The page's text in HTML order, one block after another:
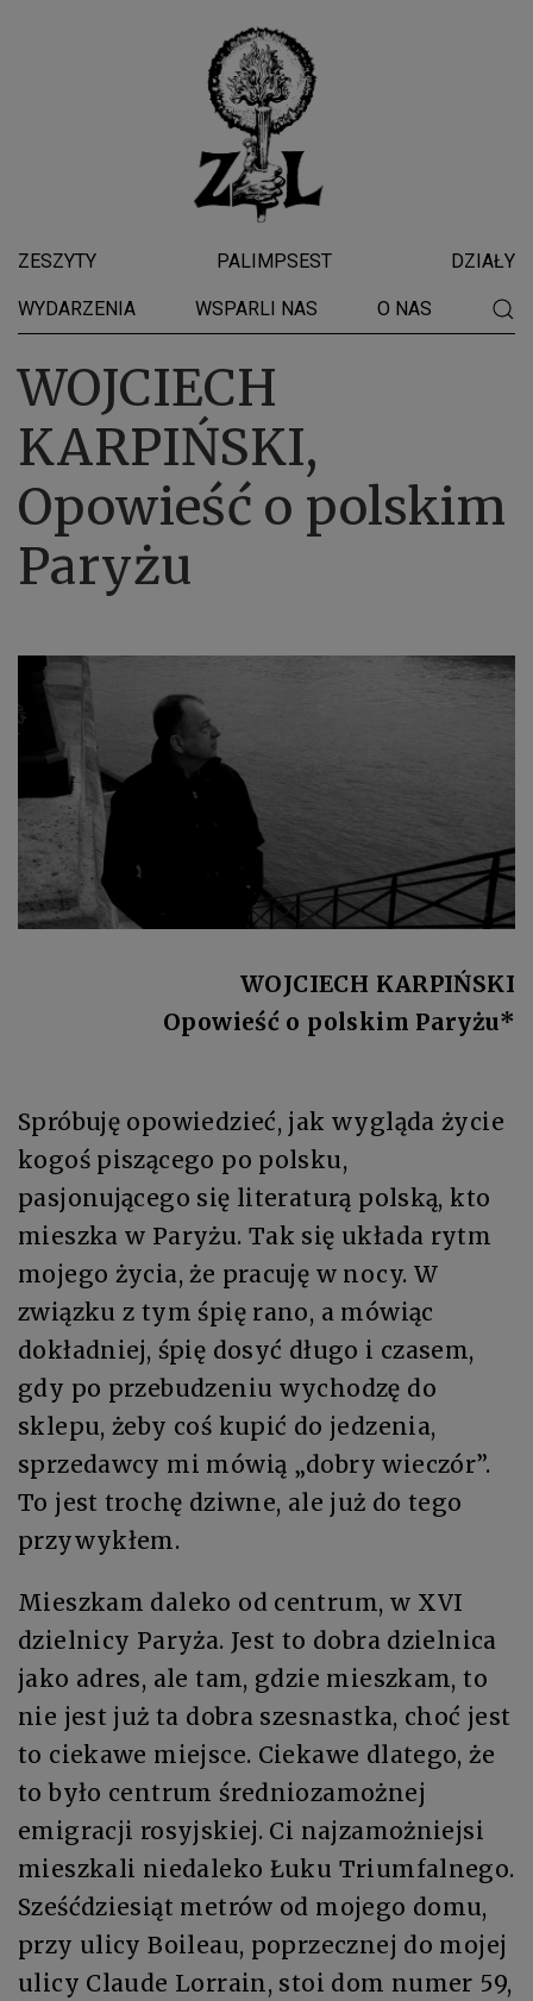
ZESZYTY PALIMPSEST DZIAŁY
WYDARZENIA WSPARLI NAS O NAS
WOJCIECH
KARPIŃSKI,
Opowieść o polskim
Paryżu
WOJCIECH KARPIŃSKI
Opowieść o polskim Paryżu*
Spróbuję opowiedzieć, jak wygląda życie
kogoś piszącego po polsku,
pasjonującego się literaturą polską, kto
mieszka w Paryżu. Tak się układa rytm
mojego życia, że pracuję w nocy. W
związku z tym śpię rano, a mówiąc
dokładniej, śpię dosyć długo i czasem,
gdy po przebudzeniu wychodzę do
sklepu, żeby coś kupić do jedzenia,
sprzedawcy mi mówią „dobry wieczór”.
To jest trochę dziwne, ale już do tego
przywykłem.
Mieszkam daleko od centrum, w XVI
dzielnicy Paryża. Jest to dobra dzielnica
jako adres, ale tam, gdzie mieszkam, to
nie jest już ta dobra szesnastka, choć jest
to ciekawe miejsce. Ciekawe dlatego, że
to było centrum średniozamożnej
emigracji rosyjskiej. Ci najzamożniejsi
mieszkali niedaleko Łuku Triumfalnego.
Sześćdziesiąt metrów od mojego domu,
przy ulicy Boileau, poprzecznej do mojej
ulicy Claude Lorrain, stoi dom numer 59,